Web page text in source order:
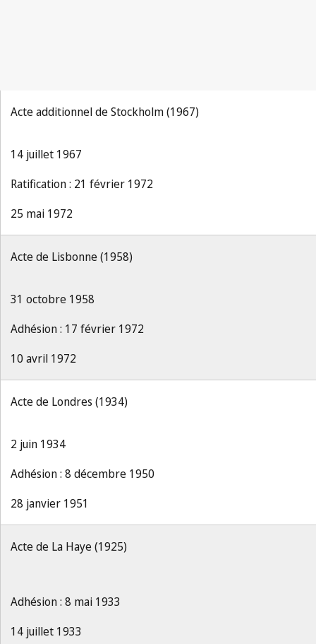
Acte additionnel de Stockholm (1967)
14 juillet 1967
Ratification : 21 février 1972
25 mai 1972
Acte de Lisbonne (1958)
31 octobre 1958
Adhésion : 17 février 1972
10 avril 1972
Acte de Londres (1934)
2 juin 1934
Adhésion : 8 décembre 1950
28 janvier 1951
Acte de La Haye (1925)
Adhésion : 8 mai 1933
14 juillet 1933